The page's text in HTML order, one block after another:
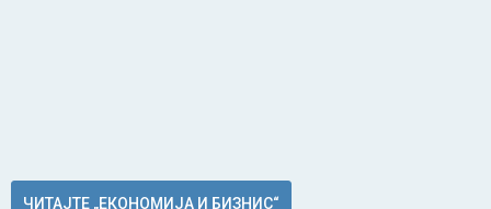
ЧИТАЈТЕ „ЕКОНОМИЈА И БИЗНИС“